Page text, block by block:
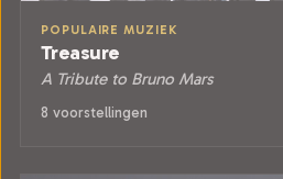
POPULAIRE MUZIEK
Treasure
A Tribute to Bruno Mars
8 voorstellingen